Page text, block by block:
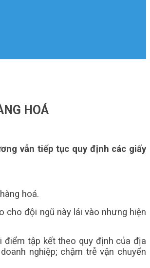
HOÁ
vẫn tiếp tục quy định các giấy
hoá.
cho đội ngũ này lái vào nhưng hiện
điểm tập kết theo quy định của địa
nghiệp; chậm trễ vận chuyển